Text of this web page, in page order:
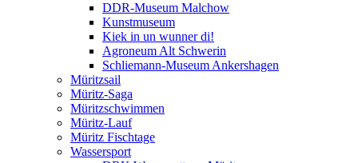
DDR-Museum Malchow
Kunstmuseum
Kiek in un wunner di!
Agroneum Alt Schwerin
Schliemann-Museum Ankershagen
Müritzsail
Müritz-Saga
Müritzschwimmen
Müritz-Lauf
Müritz Fischtage
Wassersport